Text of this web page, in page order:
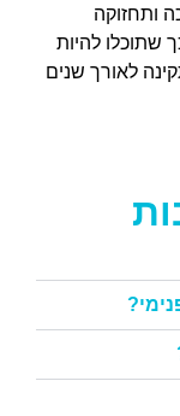
ותחזוקה
שתוכלו להיות
לאורך שנים